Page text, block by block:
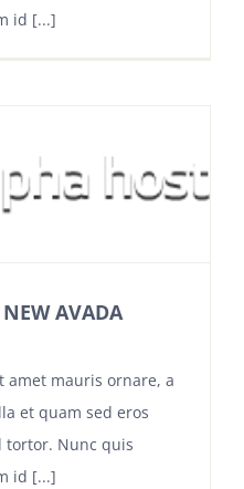
id [...]
AVADA
mauris ornare, a
et quam sed eros
tortor. Nunc quis
id [...]